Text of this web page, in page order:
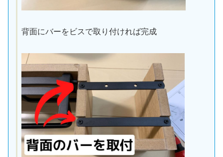
背面にバーをビスで取り付ければ完成